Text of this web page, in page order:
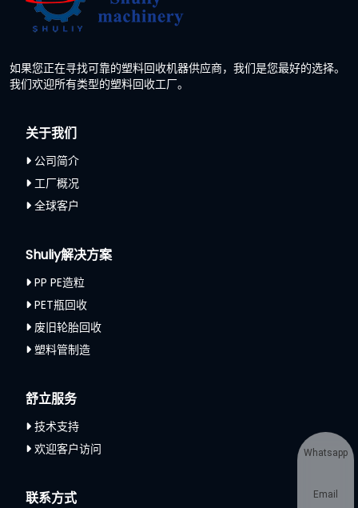
如果您正在寻找可靠的塑料回收机器供应商，我们是您最好的选择。
我们欢迎所有类型的塑料回收工厂。
关于我们
公司简介
工厂概况
全球客户
Shuliy解决方案
PP PE造粒
PET瓶回收
废旧轮胎回收
塑料管制造
舒立服务
技术支持
欢迎客户访问
联系方式
Whatsapp
Email